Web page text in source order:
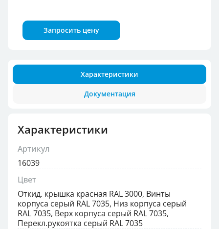
Запросить цену
Характеристики
Документация
Характеристики
Артикул
16039
Цвет
Откид. крышка красная RAL 3000, Винты
корпуса серый RAL 7035, Низ корпуса серый
RAL 7035, Верх корпуса серый RAL 7035,
Перекл.рукоятка серый RAL 7035